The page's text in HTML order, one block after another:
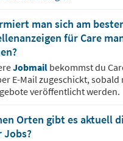
man sich am
für Care
Jobmail bekommst du
E-Mail zugeschickt, sobald
veröffentlicht werden.
Orten gibt es aktuell
Jobs?